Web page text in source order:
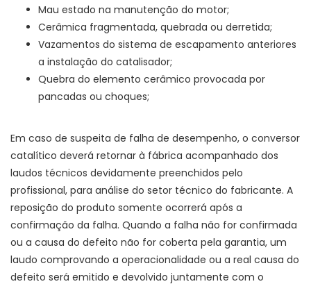
Mau estado na manutenção do motor;
Cerâmica fragmentada, quebrada ou derretida;
Vazamentos do sistema de escapamento anteriores
a instalação do catalisador;
Quebra do elemento cerâmico provocada por
pancadas ou choques;
Em caso de suspeita de falha de desempenho, o conversor
catalítico deverá retornar à fábrica acompanhado dos
laudos técnicos devidamente preenchidos pelo
profissional, para análise do setor técnico do fabricante. A
reposição do produto somente ocorrerá após a
confirmação da falha. Quando a falha não for confirmada
ou a causa do defeito não for coberta pela garantia, um
laudo comprovando a operacionalidade ou a real causa do
defeito será emitido e devolvido juntamente com o